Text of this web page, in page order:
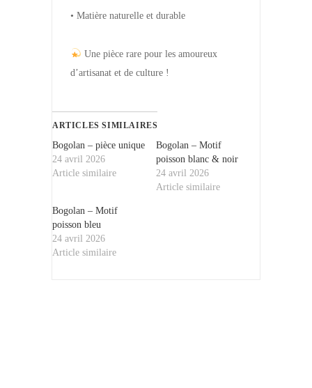
• Matière naturelle et durable
Une pièce rare pour les amoureux
d’artisanat et de culture !
ARTICLES SIMILAIRES
Bogolan – pièce unique
24 avril 2026
Article similaire
Bogolan – Motif
poisson blanc & noir
24 avril 2026
Article similaire
Bogolan – Motif
poisson bleu
24 avril 2026
Article similaire